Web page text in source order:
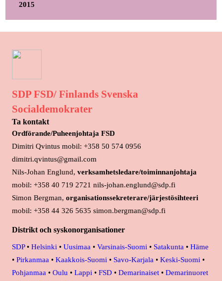
2015
SDP FSD/ Finlands Svenska
Socialdemokrater
Ta kontakt
Ordförande/Puheenjohtaja FSD
Dimitri Qvintus mobil: +358 50 574 0956
dimitri.qvintus@gmail.com
Nils-Johan Englund, verksamhetsledare/toiminnanjohtaja
mobil: +358 40 719 2721 nils-johan.englund@sdp.fi
Simon Bergman, organisationssekreterare/järjestösihteeri
mobil: +358 44 326 5635 simon.bergman@sdp.fi
Distrikt och syskonorganisationer
SDP• Helsinki • Uusimaa • Varsinais-Suomi • Satakunta • Häme
• Pirkanmaa • Kaakkois-Suomi • Savo-Karjala • Keski-Suomi •
Pohjanmaa • Oulu • Lappi • FSD • Demarinaiset • Demarinuoret